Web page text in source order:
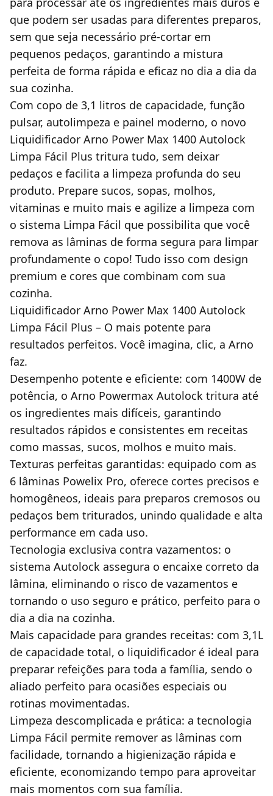
que podem ser usadas para diferentes preparos,
sem que seja necessário pré-cortar em
pequenos pedaços, garantindo a mistura
perfeita de forma rápida e eficaz no dia a dia da
sua cozinha.
Com copo de 3,1 litros de capacidade, função
pulsar, autolimpeza e painel moderno, o novo
Liquidificador Arno Power Max 1400 Autolock
Limpa Fácil Plus tritura tudo, sem deixar
pedaços e facilita a limpeza profunda do seu
produto. Prepare sucos, sopas, molhos,
vitaminas e muito mais e agilize a limpeza com
o sistema Limpa Fácil que possibilita que você
remova as lâminas de forma segura para limpar
profundamente o copo! Tudo isso com design
premium e cores que combinam com sua
cozinha.
Liquidificador Arno Power Max 1400 Autolock
Limpa Fácil Plus – O mais potente para
resultados perfeitos. Você imagina, clic, a Arno
faz.
Desempenho potente e eficiente: com 1400W de
potência, o Arno Powermax Autolock tritura até
os ingredientes mais difíceis, garantindo
resultados rápidos e consistentes em receitas
como massas, sucos, molhos e muito mais.
Texturas perfeitas garantidas: equipado com as
6 lâminas Powelix Pro, oferece cortes precisos e
homogêneos, ideais para preparos cremosos ou
pedaços bem triturados, unindo qualidade e alta
performance em cada uso.
Tecnologia exclusiva contra vazamentos: o
sistema Autolock assegura o encaixe correto da
lâmina, eliminando o risco de vazamentos e
tornando o uso seguro e prático, perfeito para o
dia a dia na cozinha.
Mais capacidade para grandes receitas: com 3,1L
de capacidade total, o liquidificador é ideal para
preparar refeições para toda a família, sendo o
aliado perfeito para ocasiões especiais ou
rotinas movimentadas.
Limpeza descomplicada e prática: a tecnologia
Limpa Fácil permite remover as lâminas com
facilidade, tornando a higienização rápida e
eficiente, economizando tempo para aproveitar
mais momentos com sua família.